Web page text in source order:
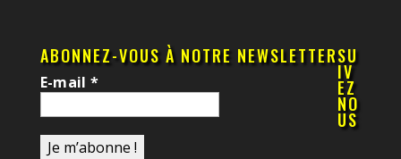
ABONNEZ-VOUS À NOTRE NEWSLETTER
E-mail *
SU
IV
EZ
NO
US